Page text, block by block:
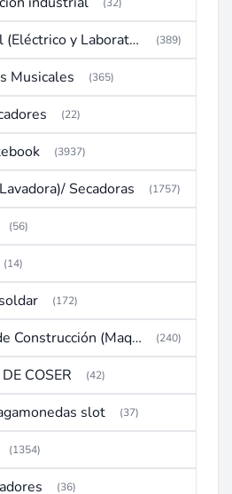
Instrumental (Eléctrico y Laboratorio) (389)
Musicales (365)
(22)
(3937)
Secadoras (1757)
(56)
(14)
(172)
Maquinaria de Construcción (Maquinaria Pesada) (240)
COSER (42)
slot (37)
(1354)
(36)